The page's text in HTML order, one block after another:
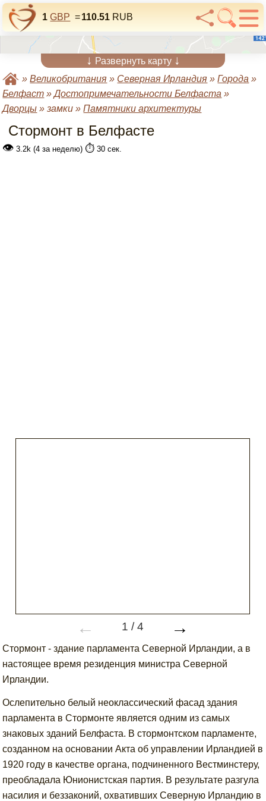
1 GBP =110.51 RUB
↓ Развернуть карту ↓
»Великобритания » Северная Ирландия »Города »
Белфаст »Достопримечательности Белфаста »
Дворцы »замки »Памятники архитектуры
Стормонт в Белфасте
👁 3.2k (4 за неделю) ⏱️ 30 сек.
← 1 /4 →
Стормонт - здание парламента Северной Ирландии, а в
настоящее время резиденция министра Северной
Ирландии.
Ослепительно белый неоклассический фасад здания
парламента в Стормонте является одним из самых
знаковых зданий Белфаста. В стормонтском парламенте,
созданном на основании Акта об управлении Ирландией в
1920 году в качестве органа, подчиненного Вестминстеру,
преобладала Юнионистская партия. В результате разгула
насилия и беззаконий, охвативших Северную Ирландию в